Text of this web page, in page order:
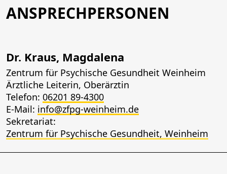
ANSPRECHPERSONEN
Dr. Kraus, Magdalena
Zentrum für Psychische Gesundheit Weinheim
Ärztliche Leiterin, Oberärztin
Telefon: 06201 89-4300
E-Mail: info@zfpg-weinheim.de
Sekretariat:
Zentrum für Psychische Gesundheit, Weinheim